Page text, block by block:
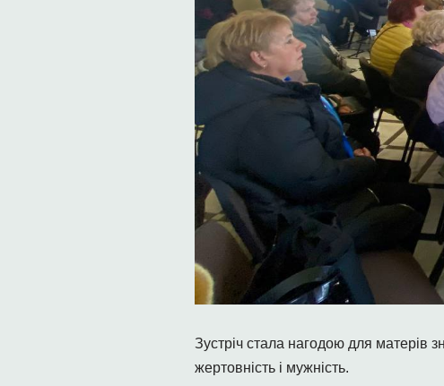
Зустріч стала нагодою для матерів
жертовність і мужність.